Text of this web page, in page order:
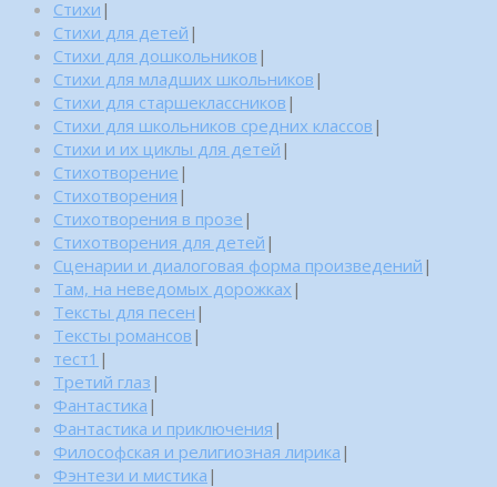
Стихи |
Стихи для детей |
Стихи для дошкольников |
Стихи для младших школьников |
Стихи для старшеклассников |
Стихи для школьников средних классов |
Стихи и их циклы для детей |
Стихотворение |
Стихотворения |
Стихотворения в прозе |
Стихотворения для детей |
Сценарии и диалоговая форма произведений |
Там, на неведомых дорожках |
Тексты для песен |
Тексты романсов |
тест1 |
Третий глаз |
Фантастика |
Фантастика и приключения |
Философская и религиозная лирика |
Фэнтези и мистика |